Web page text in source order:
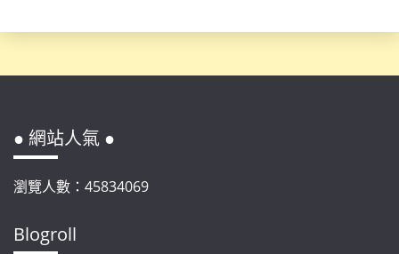
● 網站人氣 ●
瀏覽人數：45834069
Blogroll